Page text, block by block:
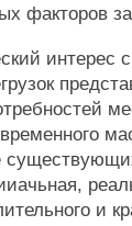
факторов
интерес
и